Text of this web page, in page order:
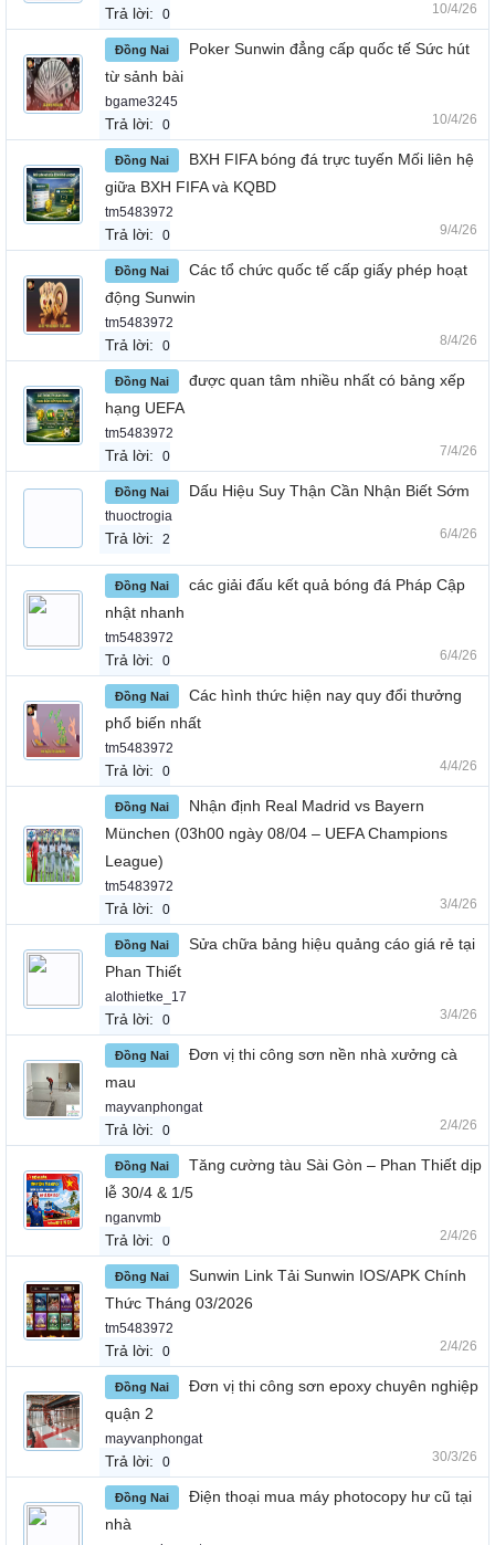
Trả lời: 0 10/4/26
Đồng Nai
Poker Sunwin đẳng cấp quốc tế Sức hút
từ sảnh bài
bgame3245
Trả lời: 0 10/4/26
Đồng Nai
BXH FIFA bóng đá trực tuyến Mối liên hệ
giữa BXH FIFA và KQBD
tm5483972
Trả lời: 0 9/4/26
Đồng Nai
Các tổ chức quốc tế cấp giấy phép hoạt
động Sunwin
tm5483972
Trả lời: 0 8/4/26
Đồng Nai
được quan tâm nhiều nhất có bảng xếp
hạng UEFA
tm5483972
Trả lời: 0 7/4/26
Đồng Nai Dấu Hiệu Suy Thận Cần Nhận Biết Sớm
thuoctrogia
Trả lời: 2 6/4/26
Đồng Nai
các giải đấu kết quả bóng đá Pháp Cập
nhật nhanh
tm5483972
Trả lời: 0 6/4/26
Đồng Nai
Các hình thức hiện nay quy đổi thưởng
phổ biến nhất
tm5483972
Trả lời: 0 4/4/26
Đồng Nai
Nhận định Real Madrid vs Bayern
München (03h00 ngày 08/04 – UEFA Champions
League)
tm5483972
Trả lời: 0 3/4/26
Đồng Nai
Sửa chữa bảng hiệu quảng cáo giá rẻ tại
Phan Thiết
alothietke_17
Trả lời: 0 3/4/26
Đồng Nai
Đơn vị thi công sơn nền nhà xưởng cà
mau
mayvanphongat
Trả lời: 0 2/4/26
Đồng Nai
Tăng cường tàu Sài Gòn – Phan Thiết dịp
lễ 30/4 & 1/5
nganvmb
Trả lời: 0 2/4/26
Đồng Nai
Sunwin Link Tải Sunwin IOS/APK Chính
Thức Tháng 03/2026
tm5483972
Trả lời: 0 2/4/26
Đồng Nai
Đơn vị thi công sơn epoxy chuyên nghiệp
quận 2
mayvanphongat
Trả lời: 0 30/3/26
Đồng Nai
Điện thoại mua máy photocopy hư cũ tại
nhà